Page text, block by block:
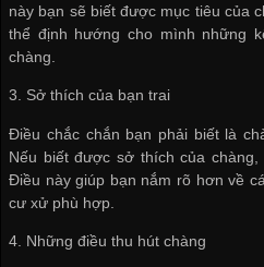
này bạn sẽ biết được mục tiêu của
thể định hướng cho mình những
chàng.
3. Sở thích của bạn trai
Điều chắc chắn bạn phải biết là
Nếu biết được sở thích của chàng,
Điều này giúp bạn nắm rõ hơn về
cư xử phù hợp.
4. Những điều thu hút chàng